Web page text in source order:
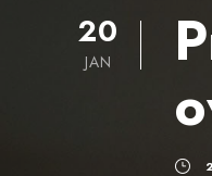
20
JAN